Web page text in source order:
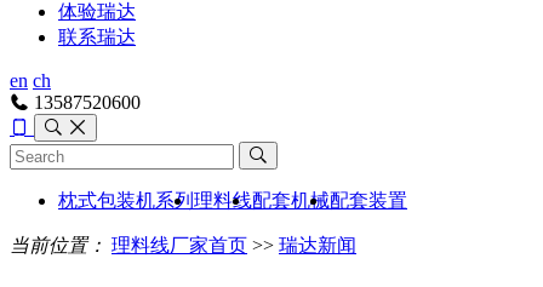
体验瑞达
联系瑞达
en ch
13587520600
枕式包装机系列 理料线配套机械配套装置
当前位置： 理料线厂家首页 >> 瑞达新闻